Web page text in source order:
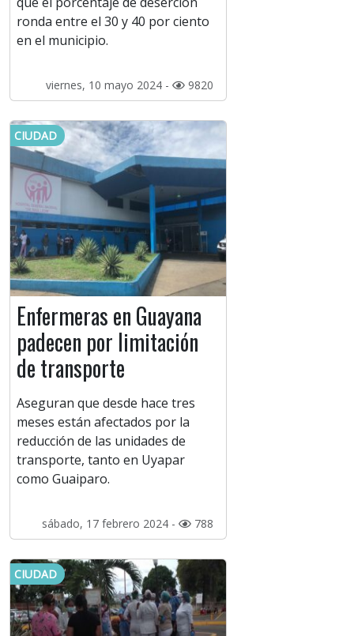
ronda entre el 30 y 40 por ciento
en el municipio.
viernes, 10 mayo 2024 - 9820
CIUDAD
Enfermeras en Guayana
padecen por limitación
de transporte
Aseguran que desde hace tres
meses están afectados por la
reducción de las unidades de
transporte, tanto en Uyapar
como Guaiparo.
sábado, 17 febrero 2024 - 788
CIUDAD